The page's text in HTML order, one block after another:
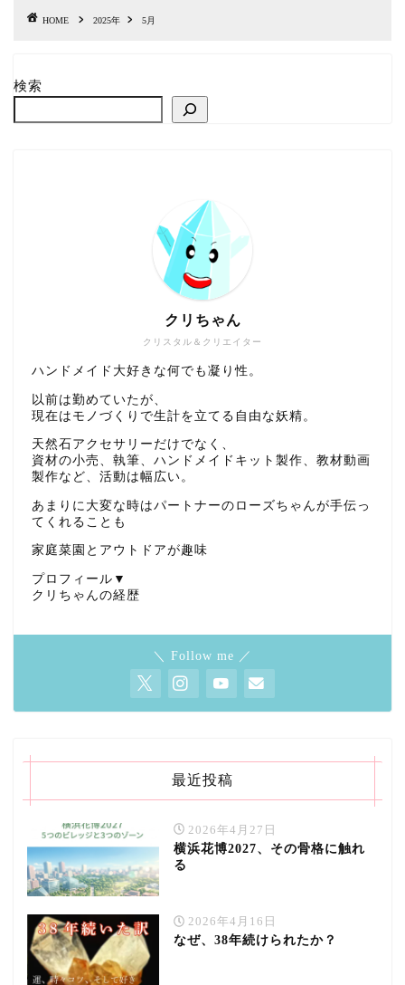
HOME 2025年 5月
検索
クリスタル＆クリエイター
クリちゃん
ハンドメイド大好きな何でも凝り性。
以前は勤めていたが、
現在はモノづくりで生計を立てる自由な妖精。
天然石アクセサリーだけでなく、
資材の小売、執筆、ハンドメイドキット製作、教材動画
製作など、活動は幅広い。
あまりに大変な時はパートナーのローズちゃんが手伝っ
てくれることも
家庭菜園とアウトドアが趣味
プロフィール▼
クリちゃんの経歴
＼ Follow me ／
最近投稿
2026年4月27日
横浜花博2027、その骨格に触れ
る
2026年4月16日
なぜ、38年続けられたか？